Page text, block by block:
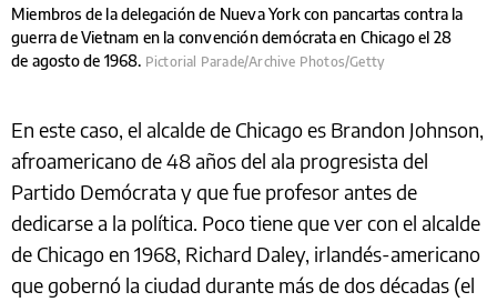
Miembros de la delegación de Nueva York con pancartas contra la
guerra de Vietnam en la convención demócrata en Chicago el 28
de agosto de 1968. Pictorial Parade/Archive Photos/Getty
En este caso, el alcalde de Chicago es Brandon Johnson,
afroamericano de 48 años del ala progresista del
Partido Demócrata y que fue profesor antes de
dedicarse a la política. Poco tiene que ver con el alcalde
de Chicago en 1968, Richard Daley, irlandés-americano
que gobernó la ciudad durante más de dos décadas (el